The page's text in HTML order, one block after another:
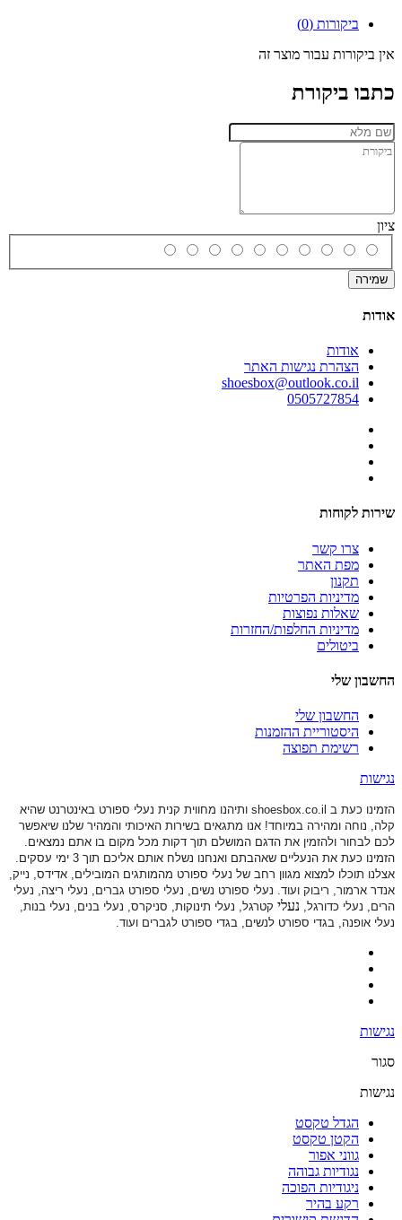
ביקורות (0)
אין ביקורות עבור מוצר זה
כתבו ביקורת
ציון
שמירה
אודות
אודות
הצהרת נגישות האתר
shoesbox@outlook.co.il
0505727854
שירות לקוחות
צרו קשר
מפת האתר
תקנון
מדיניות הפרטיות
שאלות נפוצות
מדיניות החלפות/החזרות
ביטולים
החשבון שלי
החשבון שלי
היסטוריית ההזמנות
רשימת תפוצה
נגישות
הזמינו כעת ב shoesbox.co.il ותיהנו מחווית קנית נעלי ספורט באינטרנט שהיא
קלה, נוחה ומהירה במיוחד! אנו מתגאים בשירות האיכותי והמהיר שלנו שיאפשר
לכם לבחור ולהזמין את הדגם המושלם תוך דקות מכל מקום בו אתם נמצאים.
הזמינו כעת את הנעליים שאהבתם ואנחנו נשלח אותם אליכם תוך 3 ימי עסקים.
אצלנו תוכלו למצוא מגוון רחב של נעלי ספורט מהמותגים המובילים, אדידס, נייק,
אנדר ארמור, ריבוק ועוד. נעלי ספורט נשים, נעלי ספורט גברים, נעלי ריצה, נעלי
הרים, נעלי כדורגל, נעלי קטרגל, נעלי תינוקות, סניקרס, נעלי בנים, נעלי בנות,
נעלי אופנה, בגדי ספורט לנשים, בגדי ספורט לגברים ועוד.
נגישות
סגור
נגישות
הגדל טקסט
הקטן טקסט
גווני אפור
נגודיות גבוהה
ניגודיות הפוכה
רקע בהיר